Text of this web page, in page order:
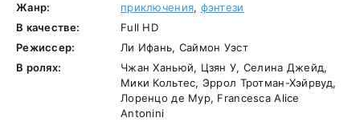
Жанр:
приключения, фэнтези
В качестве:
Full HD
Режиссер:
Ли Ифань, Саймон Уэст
В ролях:
Чжан Ханьюй, Цзян У, Селина Джейд,
Мики Кольтес, Эррол Тротман-Хэйрвуд,
Лоренцо де Мур, Francesca Alice
Antonini